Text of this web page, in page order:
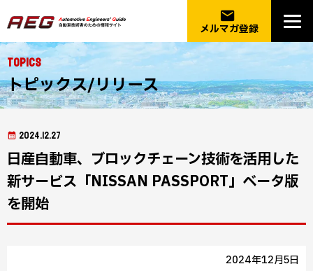
email
メルマガ登録
Topics
トピックス/リリース
2024.12.27
日産自動車、ブロックチェーン技術を活用した
新サービス「NISSAN PASSPORT」ベータ版
を開始
2024年12月5日